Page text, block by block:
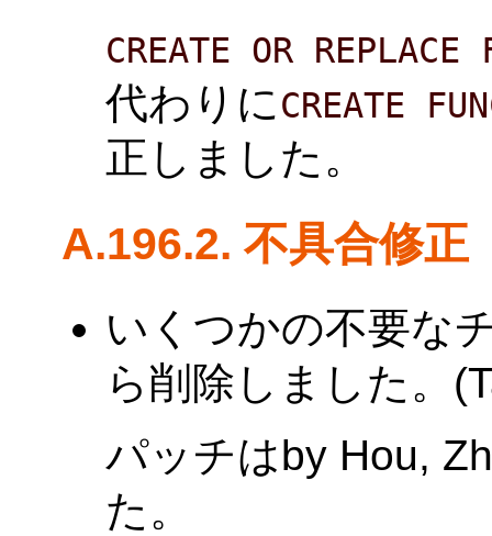
CREATE OR REPLACE
代わりに CREATE
正しました。
A.196.2. 不具合修正
いくつかの不要な
ら削除しました。
パッチはby Hou,
た。